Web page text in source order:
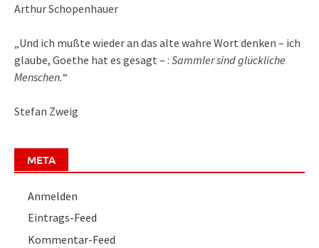
Arthur Schopenhauer
„Und ich mußte wieder an das alte wahre Wort denken – ich
glaube, Goethe hat es gesagt – : Sammler sind glückliche
Menschen.“
Stefan Zweig
META
Anmelden
Eintrags-Feed
Kommentar-Feed